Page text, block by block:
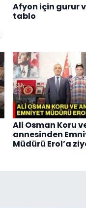
Afyon için gurur
tablo
Ali Osman Koru
annesinden
Müdürü Erol’a